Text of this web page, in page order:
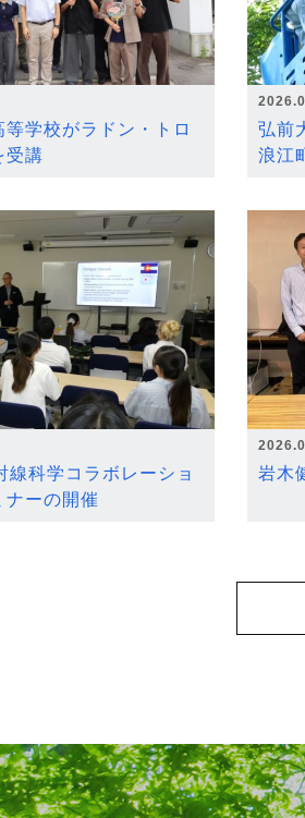
等学校がラドン・トロ
受講
弘前
浪江
線科学コラボレーショ
ナーの開催
岩木